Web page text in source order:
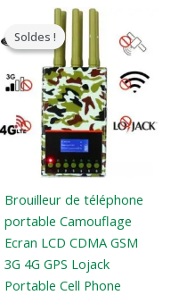
Soldes !
Soldes !
Brouilleur de téléphone
portable Camouflage
Ecran LCD CDMA GSM
3G 4G GPS Lojack
Portable Cell Phone
Le
prix
original
était
:
$599.00.
Le
actuel
est
:
$396.99.